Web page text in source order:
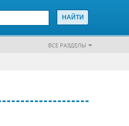
ВСЕ РАЗДЕЛЫ